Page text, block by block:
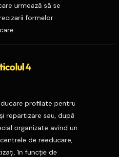
urmează să se
formelor
4
profilate pentru
repartizare sau, după
organizate avînd un
de reeducare,
în funcţie de